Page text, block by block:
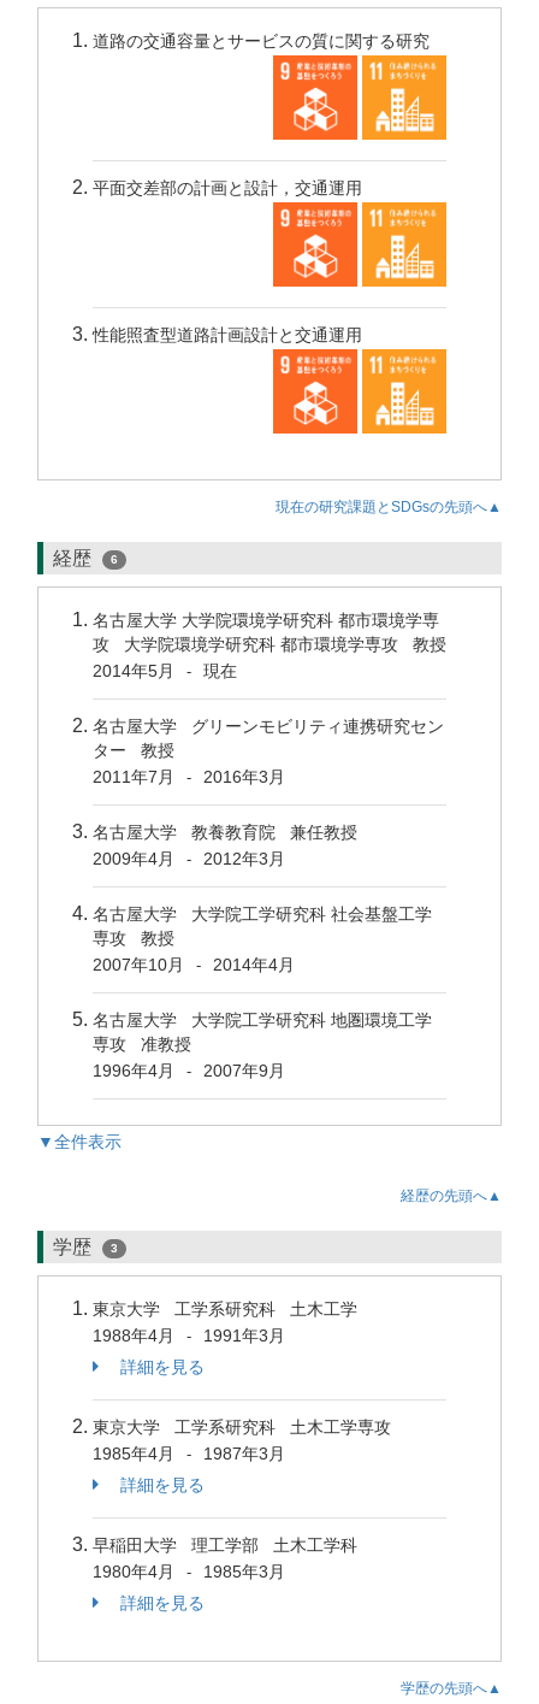
道路の交通容量とサービスの質に関する研究
平面交差部の計画と設計，交通運用
性能照査型道路計画設計と交通運用
現在の研究課題とSDGsの先頭へ▲
経歴 6
名古屋大学 大学院環境学研究科 都市環境学専
攻 大学院環境学研究科 都市環境学専攻 教授
2014年5月
- 現在
名古屋大学 グリーンモビリティ連携研究セン
ター 教授
2011年7月
- 2016年3月
名古屋大学 教養教育院 兼任教授
2009年4月
- 2012年3月
名古屋大学 大学院工学研究科 社会基盤工学
専攻 教授
2007年10月
- 2014年4月
名古屋大学 大学院工学研究科 地圏環境工学
専攻 准教授
1996年4月
- 2007年9月
▼全件表示
経歴の先頭へ▲
学歴 3
東京大学 工学系研究科 土木工学
1988年4月
-
1991年3月
詳細を見る
東京大学 工学系研究科 土木工学専攻
1985年4月
-
1987年3月
詳細を見る
早稲田大学 理工学部 土木工学科
1980年4月
-
1985年3月
詳細を見る
学歴の先頭へ▲